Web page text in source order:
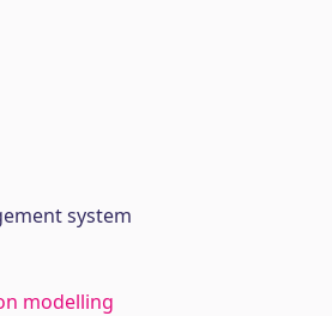
system
modelling